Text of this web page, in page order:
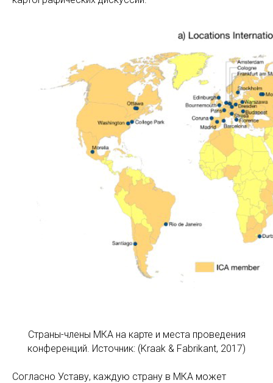
Страны-члены МКА на карте и места проведения
конференций. Источник: (Kraak & Fabrikant, 2017)
Согласно Уставу, каждую страну в МКА может